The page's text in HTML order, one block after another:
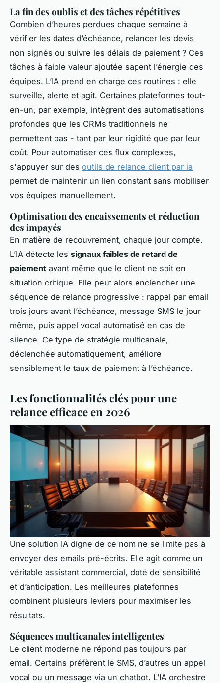
La fin des oublis et des tâches répétitives
Combien d’heures perdues chaque semaine à
vérifier les dates d’échéance, relancer les devis
non signés ou suivre les délais de paiement ? Ces
tâches à faible valeur ajoutée sapent l’énergie des
équipes. L’IA prend en charge ces routines : elle
surveille, alerte et agit. Certaines plateformes tout-
en-un, par exemple, intègrent des automatisations
profondes que les CRMs traditionnels ne
permettent pas - tant par leur rigidité que par leur
coût. Pour automatiser ces flux complexes,
s'appuyer sur des outils de relance client par ia
permet de maintenir un lien constant sans mobiliser
vos équipes manuellement.
Optimisation des encaissements et réduction
des impayés
En matière de recouvrement, chaque jour compte.
L’IA détecte les signaux faibles de retard de
paiement avant même que le client ne soit en
situation critique. Elle peut alors enclencher une
séquence de relance progressive : rappel par email
trois jours avant l’échéance, message SMS le jour
même, puis appel vocal automatisé en cas de
silence. Ce type de stratégie multicanale,
déclenchée automatiquement, améliore
sensiblement le taux de paiement à l’échéance.
Les fonctionnalités clés pour une
relance efficace en 2026
Une solution IA digne de ce nom ne se limite pas à
envoyer des emails pré-écrits. Elle agit comme un
véritable assistant commercial, doté de sensibilité
et d’anticipation. Les meilleures plateformes
combinent plusieurs leviers pour maximiser les
résultats.
Séquences multicanales intelligentes
Le client moderne ne répond pas toujours par
email. Certains préfèrent le SMS, d’autres un appel
vocal ou un message via un chatbot. L’IA orchestre